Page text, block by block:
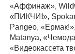
«Аффинаж»,
«ПИКЧИ!»,
Pangeo,
Matanya,
«Видеокассета